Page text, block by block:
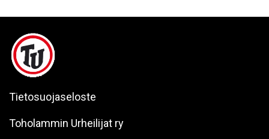
Tietosuojaseloste
Toholammin Urheilijat ry